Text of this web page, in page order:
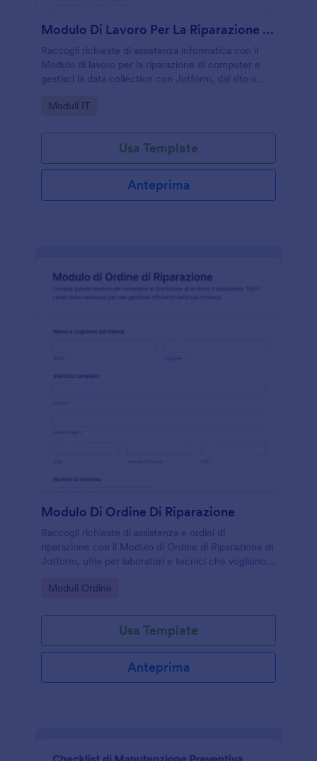
Modulo Di Lavoro Per La Riparazione Di Computer
Raccogli richieste di assistenza informatica con il
Modulo di lavoro per la riparazione di computer e
gestisci la data collection con Jotform, dal sito o
informatici.
Go to Category:
Moduli IT
Usa Template
Anteprima
Modulo Di Ordine Di Riparazione
Raccogli richieste di assistenza e ordini di
riparazione con il Modulo di Ordine di Riparazione di
Jotform, utile per laboratori e tecnici che vogliono
modo ordinato.
Go to Category:
Moduli Ordine
Usa Template
Anteprima